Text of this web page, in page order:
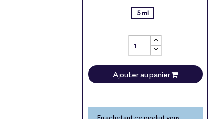
5 ml
Ajouter au panier
En achetant ce produit vous